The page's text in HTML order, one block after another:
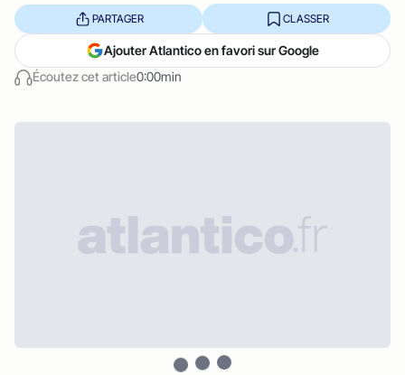
Écoutez cet article0:00min
PARTAGER CLASSER
Ajouter Atlantico en favori sur Google